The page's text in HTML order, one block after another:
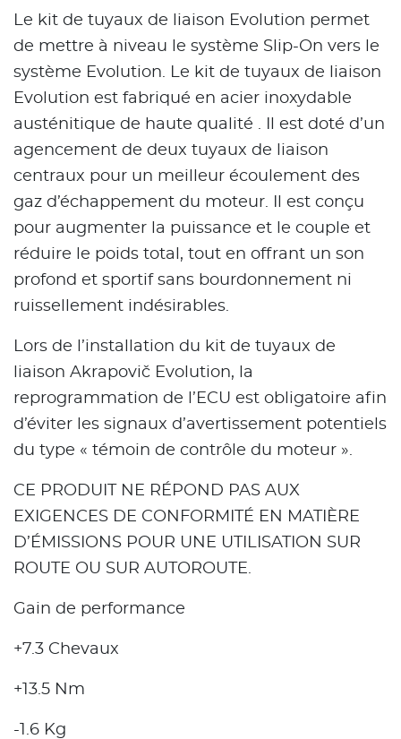
Le kit de tuyaux de liaison Evolution permet
de mettre à niveau le système Slip-On vers le
système Evolution. Le kit de tuyaux de liaison
Evolution est fabriqué en acier inoxydable
austénitique de haute qualité . Il est doté d’un
agencement de deux tuyaux de liaison
centraux pour un meilleur écoulement des
gaz d’échappement du moteur. Il est conçu
pour augmenter la puissance et le couple et
réduire le poids total, tout en offrant un son
profond et sportif sans bourdonnement ni
ruissellement indésirables.
Lors de l’installation du kit de tuyaux de
liaison Akrapovič Evolution, la
reprogrammation de l’ECU est obligatoire afin
d’éviter les signaux d’avertissement potentiels
du type « témoin de contrôle du moteur ».
CE PRODUIT NE RÉPOND PAS AUX
EXIGENCES DE CONFORMITÉ EN MATIÈRE
D’ÉMISSIONS POUR UNE UTILISATION SUR
ROUTE OU SUR AUTOROUTE.
Gain de performance
+7.3 Chevaux
+13.5 Nm
-1.6 Kg